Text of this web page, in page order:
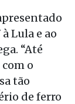
Lula e ao
“Até
o
tão
de ferro